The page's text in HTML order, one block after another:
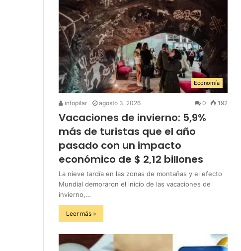
Economía
infopilar agosto 3, 2026 0 192
Vacaciones de invierno: 5,9%
más de turistas que el año
pasado con un impacto
económico de $ 2,12 billones
La nieve tardía en las zonas de montañas y el efecto
Mundial demoraron el inicio de las vacaciones de
invierno,…
Leer más »